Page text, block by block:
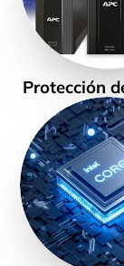
Protección